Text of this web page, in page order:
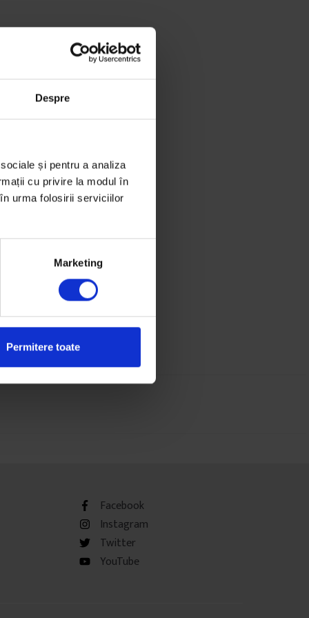
Despre
și pentru a analiza
cu privire la modul în
urma folosirii serviciilor
Marketing
Permitere toate
Facebook
Instagram
Twitter
YouTube